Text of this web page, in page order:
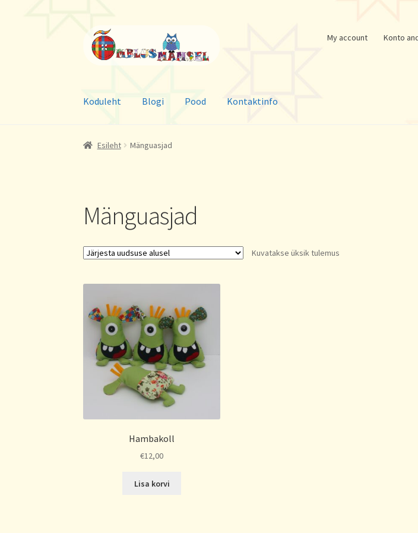
Liigu
navigeerimisele
Liigu
sisu
juurde
My account Konto
Koduleht Blogi Pood Kontaktinfo
Esileht Mänguasjad
Mänguasjad
Kuvatakse üksik tulemus
Hambakoll
€12,00
Lisa korvi